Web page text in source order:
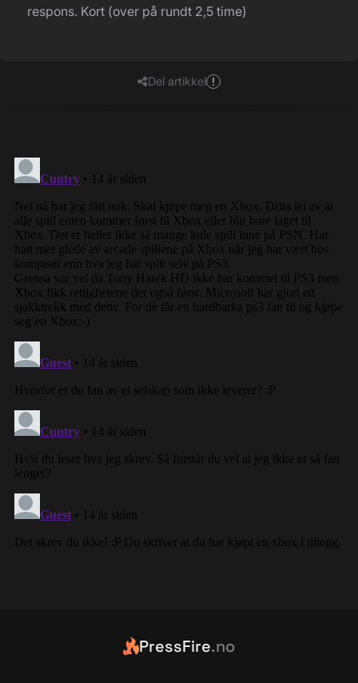
respons. Kort (over på rundt 2,5 time)
Del artikkel
PressFire.no